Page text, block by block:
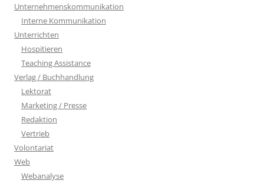
Unternehmenskommunikation
Interne Kommunikation
Unterrichten
Hospitieren
Teaching Assistance
Verlag / Buchhandlung
Lektorat
Marketing / Presse
Redaktion
Vertrieb
Volontariat
Web
Webanalyse